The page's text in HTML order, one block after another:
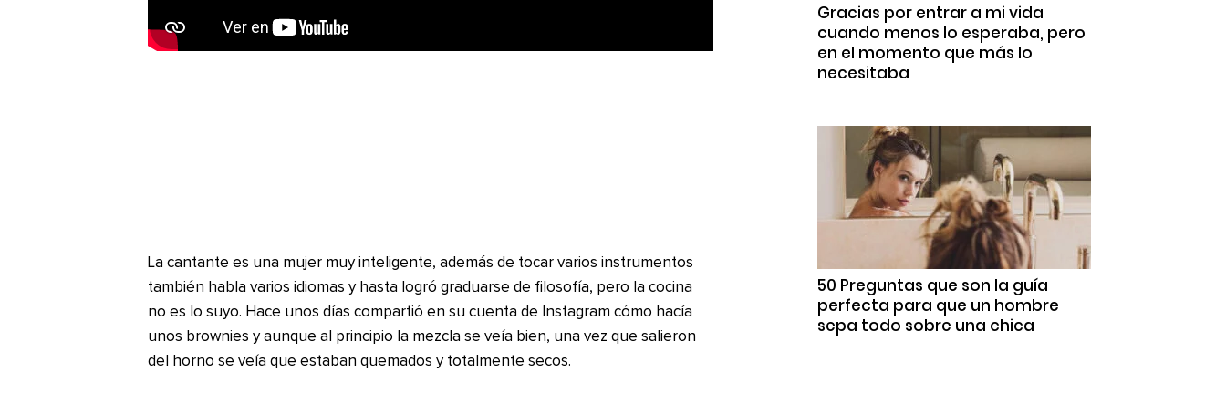
La cantante es una mujer muy inteligente, además de tocar varios instrumentos
también habla varios idiomas y hasta logró graduarse de filosofía, pero la cocina
no es lo suyo. Hace unos días compartió en su cuenta de Instagram cómo hacía
unos brownies y aunque al principio la mezcla se veía bien, una vez que salieron
del horno se veía que estaban quemados y totalmente secos.
Gracias por entrar a mi vida
cuando menos lo esperaba, pero
en el momento que más lo
necesitaba
50 Preguntas que son la guía
perfecta para que un hombre
sepa todo sobre una chica